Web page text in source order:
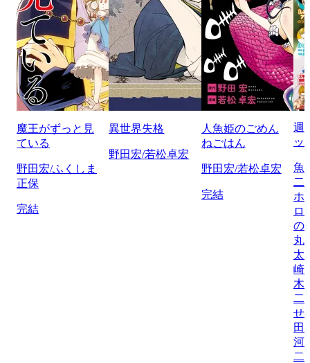
魔王がずっと見
ている
野田宏/ふくしま
正保
完結
異世界失格
野田宏/若松卓宏
人魚姫のごめん
ねごはん
野田宏/若松卓宏
完結
週
ッ
魚
二
ホ
ロ
の
丸
太
崎
木
二
せ
田
河
二